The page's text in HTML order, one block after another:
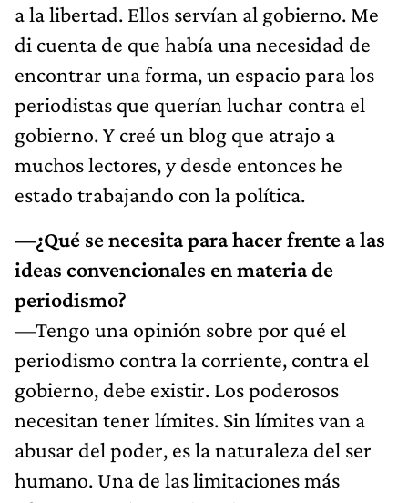
a la libertad. Ellos servían al gobierno. Me
di cuenta de que había una necesidad de
encontrar una forma, un espacio para los
periodistas que querían luchar contra el
gobierno. Y creé un blog que atrajo a
muchos lectores, y desde entonces he
estado trabajando con la política.
—¿Qué se necesita para hacer frente a las
ideas convencionales en materia de
periodismo?
—Tengo una opinión sobre por qué el
periodismo contra la corriente, contra el
gobierno, debe existir. Los poderosos
necesitan tener límites. Sin límites van a
abusar del poder, es la naturaleza del ser
humano. Una de las limitaciones más